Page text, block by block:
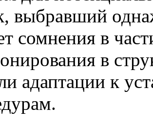
выбравший
сомнения в
в
адаптации к